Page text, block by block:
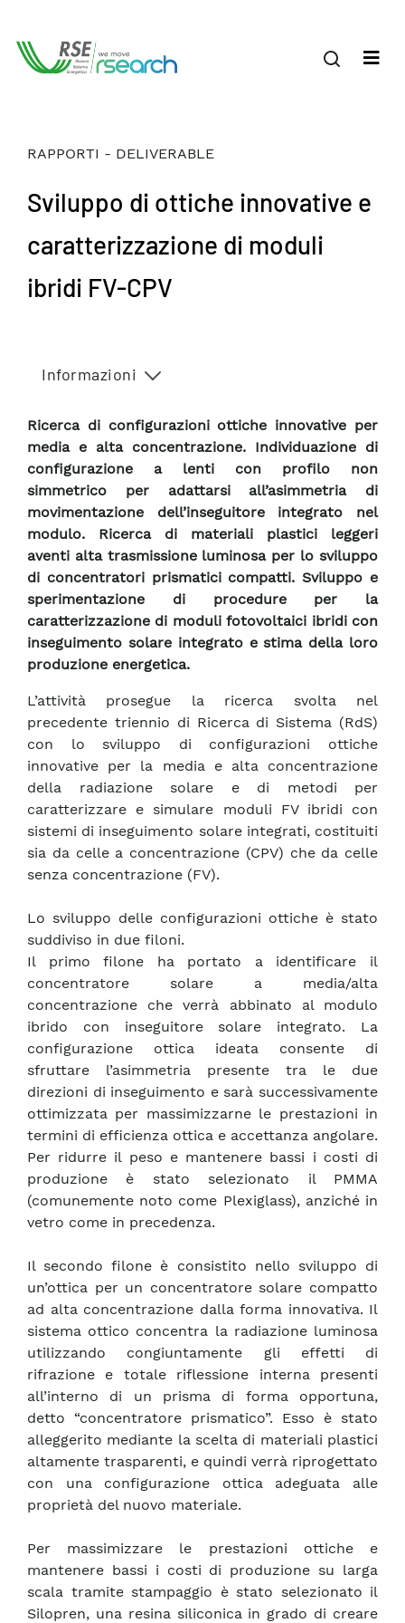
RAPPORTI - DELIVERABLE
Sviluppo di ottiche innovative e
caratterizzazione di moduli
ibridi FV-CPV
Informazioni
Ricerca di configurazioni ottiche innovative per
media e alta concentrazione. Individuazione di
configurazione a lenti con profilo non
simmetrico per adattarsi all’asimmetria di
movimentazione dell’inseguitore integrato nel
modulo. Ricerca di materiali plastici leggeri
aventi alta trasmissione luminosa per lo sviluppo
di concentratori prismatici compatti. Sviluppo e
sperimentazione di procedure per la
caratterizzazione di moduli fotovoltaici ibridi con
inseguimento solare integrato e stima della loro
produzione energetica.
L’attività prosegue la ricerca svolta nel
precedente triennio di Ricerca di Sistema (RdS)
con lo sviluppo di configurazioni ottiche
innovative per la media e alta concentrazione
della radiazione solare e di metodi per
caratterizzare e simulare moduli FV ibridi con
sistemi di inseguimento solare integrati, costituiti
sia da celle a concentrazione (CPV) che da celle
senza concentrazione (FV).
Lo sviluppo delle configurazioni ottiche è stato
suddiviso in due filoni.
Il primo filone ha portato a identificare il
concentratore solare a media/alta
concentrazione che verrà abbinato al modulo
ibrido con inseguitore solare integrato. La
configurazione ottica ideata consente di
sfruttare l’asimmetria presente tra le due
direzioni di inseguimento e sarà successivamente
ottimizzata per massimizzarne le prestazioni in
termini di efficienza ottica e accettanza angolare.
Per ridurre il peso e mantenere bassi i costi di
produzione è stato selezionato il PMMA
(comunemente noto come Plexiglass), anziché in
vetro come in precedenza.
Il secondo filone è consistito nello sviluppo di
un’ottica per un concentratore solare compatto
ad alta concentrazione dalla forma innovativa. Il
sistema ottico concentra la radiazione luminosa
utilizzando congiuntamente gli effetti di
rifrazione e totale riflessione interna presenti
all’interno di un prisma di forma opportuna,
detto “concentratore prismatico”. Esso è stato
alleggerito mediante la scelta di materiali plastici
altamente trasparenti, e quindi verrà riprogettato
con una configurazione ottica adeguata alle
proprietà del nuovo materiale.
Per massimizzare le prestazioni ottiche e
mantenere bassi i costi di produzione su larga
scala tramite stampaggio è stato selezionato il
Silopren, una resina siliconica in grado di creare